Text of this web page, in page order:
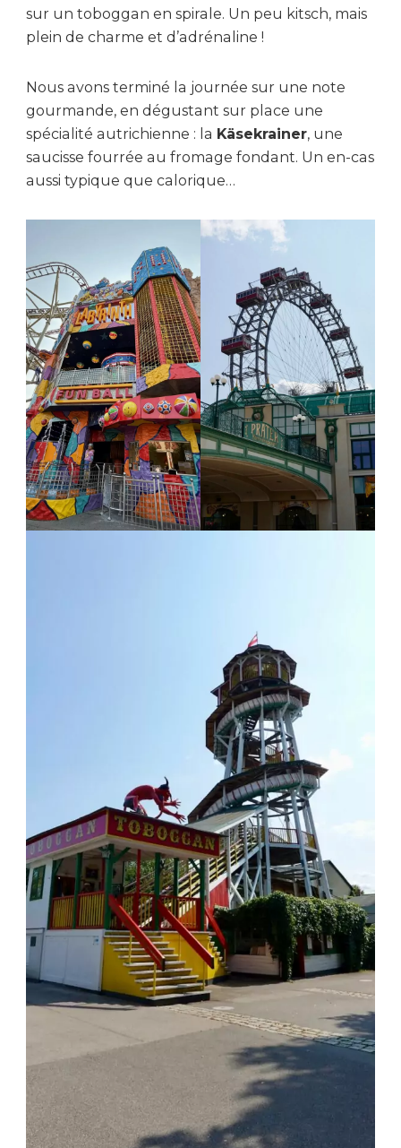
sur un toboggan en spirale. Un peu kitsch, mais
plein de charme et d’adrénaline !
Nous avons terminé la journée sur une note
gourmande, en dégustant sur place une
spécialité autrichienne : la Käsekrainer, une
saucisse fourrée au fromage fondant. Un en-cas
aussi typique que calorique…